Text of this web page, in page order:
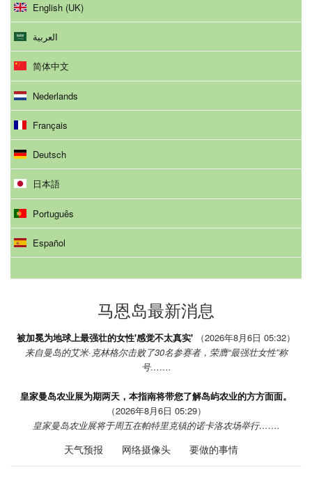
English (UK)
العربية
简体中文
Nederlands
Français
Deutsch
日本語
Português
Español
马恩岛最新消息
被加冕为地球上最强壮的女性'感觉不太真实' （2026年8月6日 05:32）
来自曼岛的艾米·克林格尔击败了30名参赛者，荣膺“最强壮女性”称
号…….
皇家曼岛农业展为期两天，本指南将带您了解岛屿农业的方方面面。
（2026年8月6日 05:29）
皇家曼岛农业展将于周五在帕特里克镇的诺卡洛农场举行…….
天气预报 网络摄像头 要做的事情